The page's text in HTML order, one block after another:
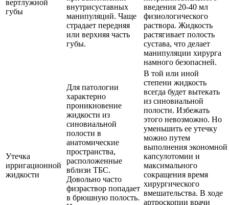
вертлужной
губы
внутрисуставных
манипуляций. Чаще
страдает передняя
или верхняя часть
губы.
введения 20-40 мл
физиологического
раствора. Жидкость
растягивает полость
сустава, что делает
манипуляции хирурга
намного безопасней.
Утечка
ирригационной
жидкости
Для патологии
характерно
проникновение
жидкости из
синовиальной
полости в
анатомические
пространства,
расположенные
вблизи ТБС.
Довольно часто
физраствор попадает
в брюшную полость.
В той или иной
степени жидкость
всегда будет вытекать
из синовиальной
полости. Избежать
этого невозможно. Но
уменьшить ее утечку
можно путем
выполнения экономной
капсулотомии и
максимального
сокращения время
хирургического
вмешательства. В ходе
артроскопии врачи